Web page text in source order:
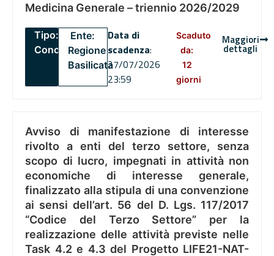
Medicina Generale – triennio 2026/2029
Tipo:
Concorsi
Ente:
Regione
Basilicata
Data di
scadenza:
27/07/2026
23:59
Scaduto
da:
12
giorni
Maggiori
dettagli
Avviso di manifestazione di interesse
rivolto a enti del terzo settore, senza
scopo di lucro, impegnati in attività non
economiche di interesse generale,
finalizzato alla stipula di una convenzione
ai sensi dell’art. 56 del D. Lgs. 117/2017
“Codice del Terzo Settore” per la
realizzazione delle attività previste nelle
Task 4.2 e 4.3 del Progetto LIFE21-NAT-